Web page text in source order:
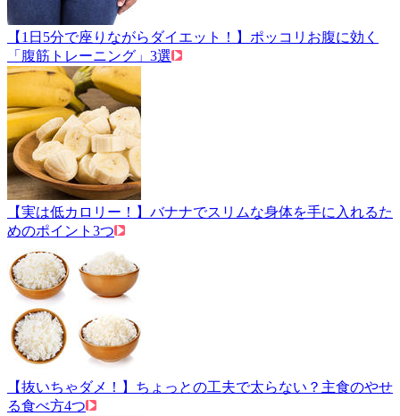
【1日5分で座りながらダイエット！】ポッコリお腹に効く
「腹筋トレーニング」3選
【実は低カロリー！】バナナでスリムな身体を手に入れるた
めのポイント3つ
【抜いちゃダメ！】ちょっとの工夫で太らない？主食のやせ
る食べ方4つ